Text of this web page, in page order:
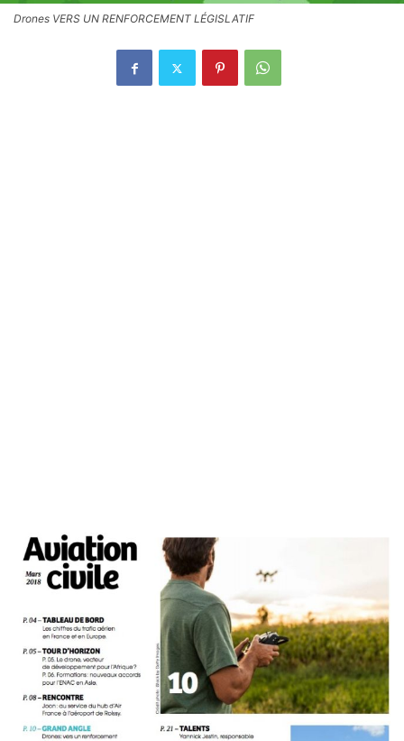
Drones VERS UN RENFORCEMENT LÉGISLATIF